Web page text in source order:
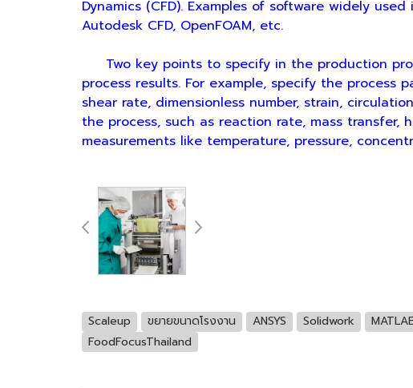
Dynamics (CFD). Examples of software widely used
Autodesk CFD, OpenFOAM, etc.
Two key points to specify in the production
process results. For example, specify the process
shear rate, dimensionless number, strain,
the process, such as reaction rate, mass transfer,
measurements like temperature, pressure,
Scaleup ขยายขนาดโรงงาน ANSYS Solidwork
FoodFocusThailand